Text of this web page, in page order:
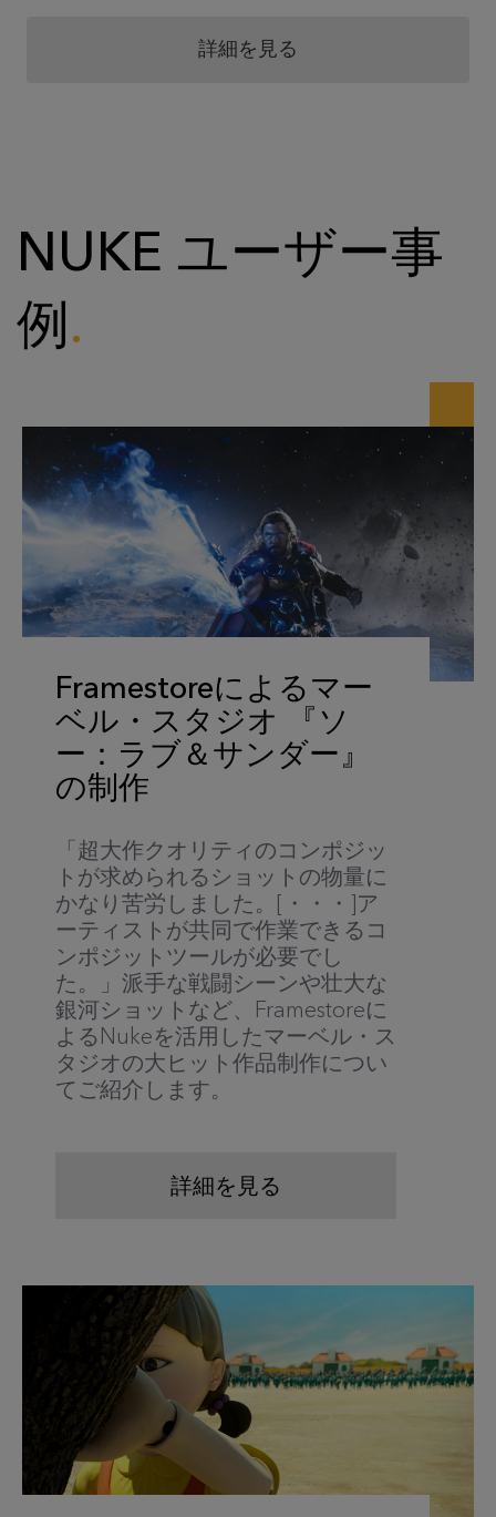
詳細を見る
NUKE ユーザー事
例
Framestoreによるマー
ベル・スタジオ 『ソ
ー：ラブ＆サンダー』
の制作
「超大作クオリティのコンポジッ
トが求められるショットの物量に
かなり苦労しました。[・・・]ア
ーティストが共同で作業できるコ
ンポジットツールが必要でし
た。」派手な戦闘シーンや壮大な
銀河ショットなど、Framestoreに
よるNukeを活用したマーベル・ス
タジオの大ヒット作品制作につい
てご紹介します。
詳細を見る